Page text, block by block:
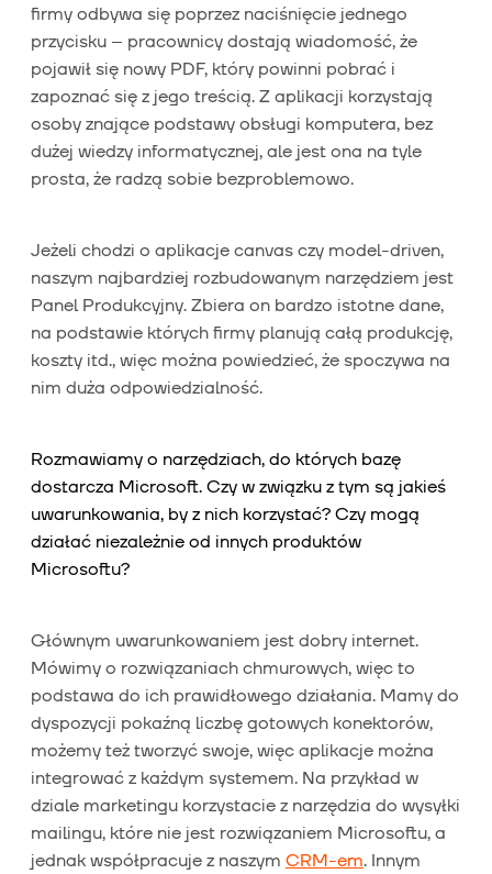
firmy odbywa się poprzez naciśnięcie jednego
przycisku – pracownicy dostają wiadomość, że
pojawił się nowy PDF, który powinni pobrać i
zapoznać się z jego treścią. Z aplikacji korzystają
osoby znające podstawy obsługi komputera, bez
dużej wiedzy informatycznej, ale jest ona na tyle
prosta, że radzą sobie bezproblemowo.
Jeżeli chodzi o aplikacje canvas czy model-driven,
naszym najbardziej rozbudowanym narzędziem jest
Panel Produkcyjny. Zbiera on bardzo istotne dane,
na podstawie których firmy planują całą produkcję,
koszty itd., więc można powiedzieć, że spoczywa na
nim duża odpowiedzialność.
Rozmawiamy o narzędziach, do których bazę
dostarcza Microsoft. Czy w związku z tym są jakieś
uwarunkowania, by z nich korzystać? Czy mogą
działać niezależnie od innych produktów
Microsoftu?
Głównym uwarunkowaniem jest dobry internet.
Mówimy o rozwiązaniach chmurowych, więc to
podstawa do ich prawidłowego działania. Mamy do
dyspozycji pokaźną liczbę gotowych konektorów,
możemy też tworzyć swoje, więc aplikacje można
integrować z każdym systemem. Na przykład w
dziale marketingu korzystacie z narzędzia do wysyłki
mailingu, które nie jest rozwiązaniem Microsoftu, a
jednak współpracuje z naszym CRM-em. Innym